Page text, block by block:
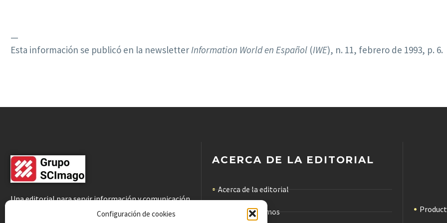
Configuración de cookies
—
Esta información se publicó en la newsletterInformation World en Español (IWE), n. 11, febrero de 1993, p. 6.
Una editorial para servir información y comunicación
científicas de calidad a la comunidad académica
ACERCA DE LA EDITORIAL
Acerca de la editorial
Cómo trabajamos